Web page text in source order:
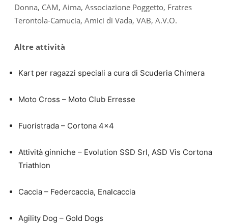
Donna, CAM, Aima, Associazione Poggetto, Fratres
Terontola-Camucia, Amici di Vada, VAB, A.V.O.
Altre attività
Kart per ragazzi speciali a cura di Scuderia Chimera
Moto Cross – Moto Club Erresse
Fuoristrada – Cortona 4×4
Attività ginniche – Evolution SSD Srl, ASD Vis Cortona
Triathlon
Caccia – Federcaccia, Enalcaccia
Agility Dog – Gold Dogs